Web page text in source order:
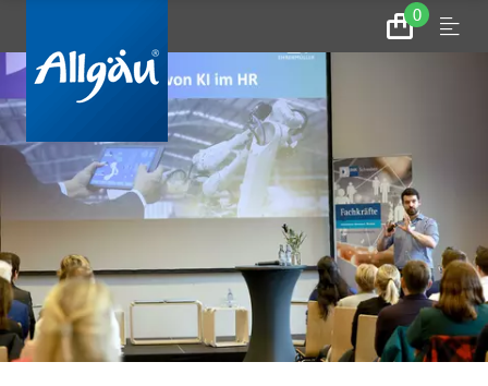
0
Zum
Warenkorb
Menu